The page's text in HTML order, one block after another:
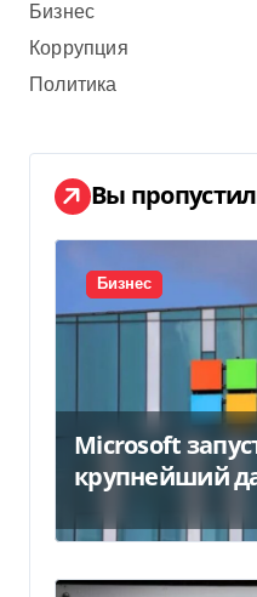
Бизнес
Коррупция
Политика
Вы
Бизнес
Microsoft
крупнейший
миллиарда